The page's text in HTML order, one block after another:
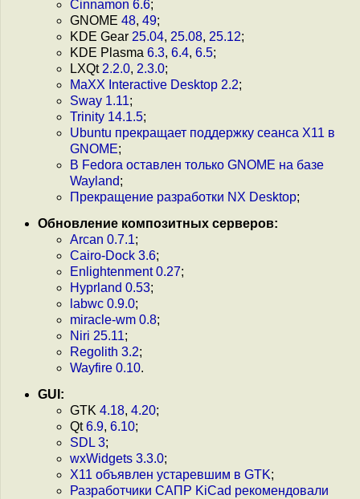
Cinnamon 6.6;
GNOME 48, 49;
KDE Gear 25.04, 25.08, 25.12;
KDE Plasma 6.3, 6.4, 6.5;
LXQt 2.2.0, 2.3.0;
MaXX Interactive Desktop 2.2;
Sway 1.11;
Trinity 14.1.5;
Ubuntu прекращает поддержку сеанса X11 в
GNOME;
В Fedora оставлен только GNOME на базе
Wayland;
Прекращение разработки NX Desktop;
Обновление композитных серверов:
Arcan 0.7.1;
Cairo-Dock 3.6;
Enlightenment 0.27;
Hyprland 0.53;
labwc 0.9.0;
miracle-wm 0.8;
Niri 25.11;
Regolith 3.2;
Wayfire 0.10.
GUI:
GTK 4.18, 4.20;
Qt6.9, 6.10;
SDL 3;
wxWidgets 3.3.0;
X11 объявлен устаревшим в GTK;
Разработчики САПР KiCad рекомендовали